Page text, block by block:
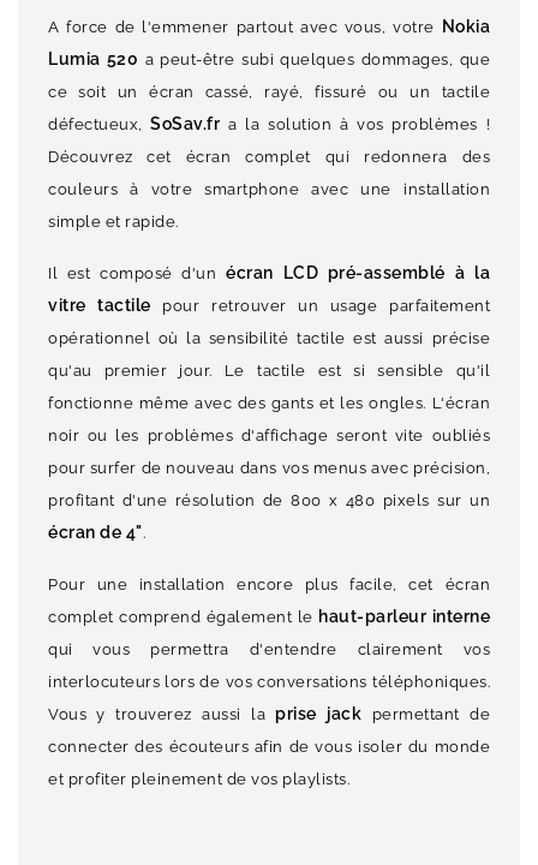
A force de l'emmener partout avec vous, votre Nokia
Lumia 520 a peut-être subi quelques dommages, que
ce soit un écran cassé, rayé, fissuré ou un tactile
défectueux, SoSav.fr a la solution à vos problèmes !
Découvrez cet écran complet qui redonnera des
couleurs à votre smartphone avec une installation
simple et rapide.
Il est composé d'unécran LCD pré-assemblé à la
vitre tactile pour retrouver un usage parfaitement
opérationnel où la sensibilité tactile est aussi précise
qu'au premier jour. Le tactile est si sensible qu'il
fonctionne même avec des gants et les ongles. L'écran
noir ou les problèmes d'affichage seront vite oubliés
pour surfer de nouveau dans vos menus avec précision,
profitant d'une résolution de 800 x 480 pixels sur un
écran de 4".
Pour une installation encore plus facile, cet écran
complet comprend également le haut-parleur interne
qui vous permettra d'entendre clairement vos
interlocuteurs lors de vos conversations téléphoniques.
Vous y trouverez aussi la prise jack permettant de
connecter des écouteurs afin de vous isoler du monde
et profiter pleinement de vos playlists.